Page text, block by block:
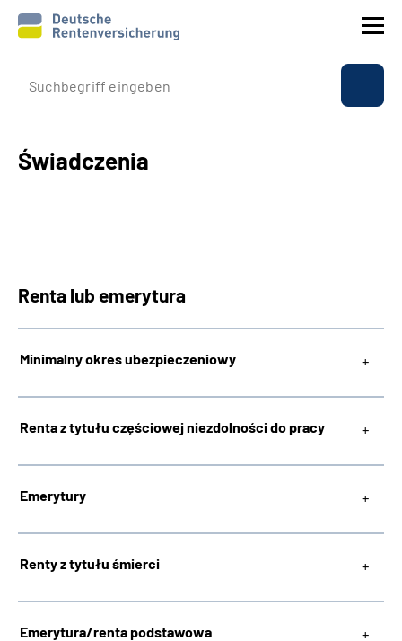
Profil instytucji
Ubezpieczenie
Service
Language
Leichte Sprache
Mein Kundenportal
Świadczenia
Renta lub emerytura
Minimalny okres ubezpieczeniowy
Renta z tytułu częściowej niezdolności do pracy
Emerytury
Renty z tytułu śmierci
Emerytura/renta podstawowa